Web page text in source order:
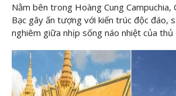
Nằm bên trong Hoàng Cung Campuchia,
Bạc gây ấn tượng với kiến trúc độc đáo,
nghiêm giữa nhịp sống náo nhiệt của thủ